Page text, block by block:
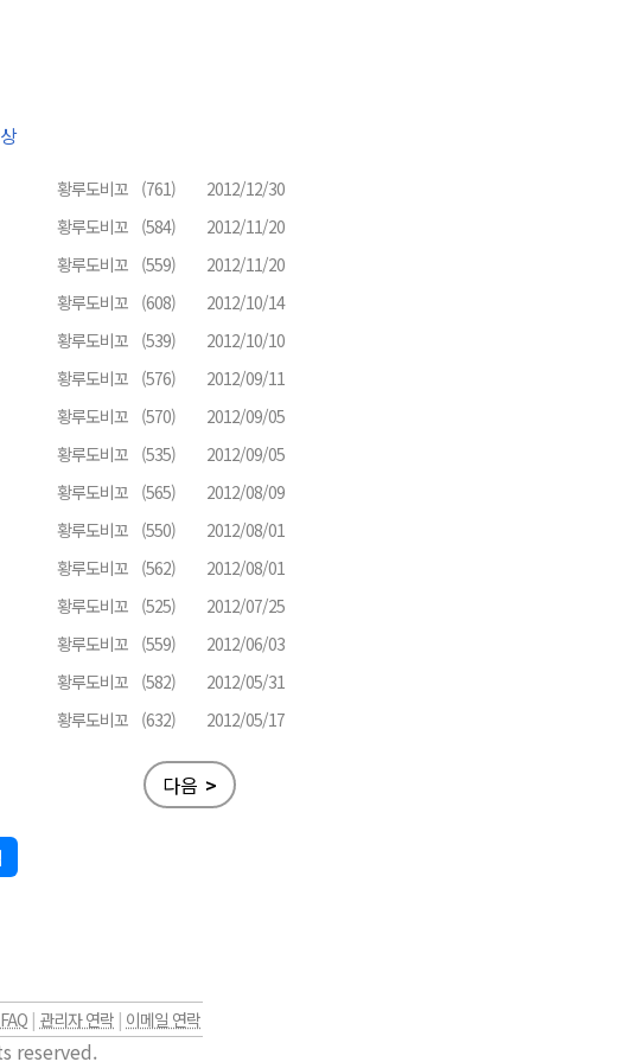
황루도비꼬 (761) 2012/12/30
황루도비꼬 (584) 2012/11/20
황루도비꼬 (559) 2012/11/20
황루도비꼬 (608) 2012/10/14
황루도비꼬 (539) 2012/10/10
황루도비꼬 (576) 2012/09/11
황루도비꼬 (570) 2012/09/05
황루도비꼬 (535) 2012/09/05
황루도비꼬 (565) 2012/08/09
황루도비꼬 (550) 2012/08/01
황루도비꼬 (562) 2012/08/01
황루도비꼬 (525) 2012/07/25
황루도비꼬 (559) 2012/06/03
황루도비꼬 (582) 2012/05/31
황루도비꼬 (632) 2012/05/17
다음 >
FAQ | 관리자 연락 | 이메일 연락
reserved.